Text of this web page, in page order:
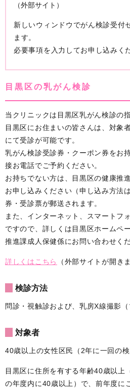
（外部サイト）
新しいウィンドウでがん検診受付
ます。
必要事項を入力してお申し込みく
目黒区の乳がん検診
当クリニックは目黒区乳がん検診の
目黒区にお住まいの皆さんは、対象
にて受診が可能です。
乳がん検診受診券・クーポン券をお
接お電話でご予約ください。
お持ちでない方は、目黒区の健康推
お申し込みください（申し込み方法
券・受診票が郵送されます。
また、インターネット、スマートフ
ですので、詳しくは目黒区ホームペ
推進課成人保健係にお問い合わせくだ
詳しくはこちら （外部サイトが開き
検診方法
問診・視触診および、乳房X線撮影（
対象者
40歳以上の女性区民（2年に一回の検
目黒区に住所を有する年齢40歳以上
の年度内に40歳以上）で、前年度に